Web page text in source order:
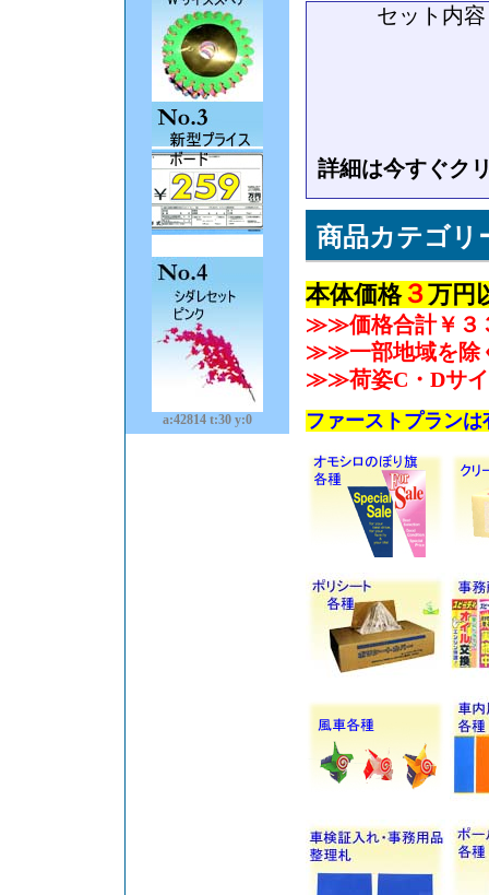
セット内
詳細は今すぐク
商品カテゴリ
本体価格３万円
≫≫価格合計￥３
≫≫一部地域を除
≫≫荷姿C・Dサイ
ファーストプラン
a:42814 t:30 y:0